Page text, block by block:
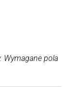
Wymagane pola